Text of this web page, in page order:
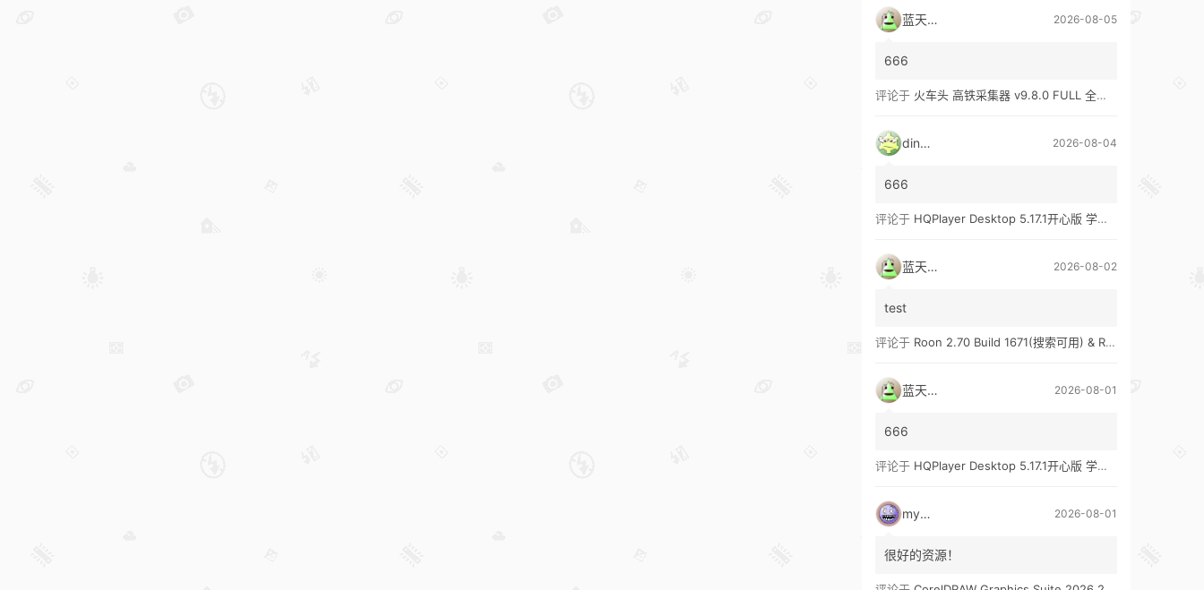
蓝天真蓝 2026-08-05
666
评论于 火车头 高铁采集器 v9.8.0 FULL 全功能版（兼容win10、win11）
ding1 2026-08-04
666
评论于 HQPlayer Desktop 5.17.1开心版 学习版&HQPlayer Embedded 5.17.2开心版 学习版
蓝天真蓝 2026-08-02
test
评论于 Roon 2.70 Build 1671(搜索可用) & Roon 2.65 Build 1653 & Roon 1.8 Build 1151 Legacy 开心版 学习版
蓝天真蓝 2026-08-01
666
评论于 HQPlayer Desktop 5.17.1开心版 学习版&HQPlayer Embedded 5.17.2开心版 学习版
mypw 2026-08-01
很好的资源！